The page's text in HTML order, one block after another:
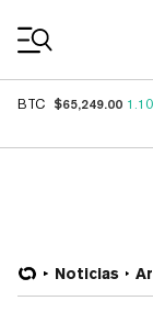
BTC $65,249.00
Noticias